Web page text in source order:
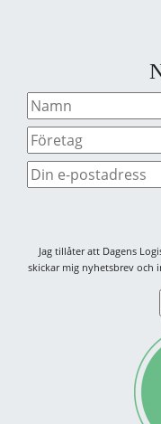
Jag tillåter att Dagens
skickar mig nyhetsbrev och